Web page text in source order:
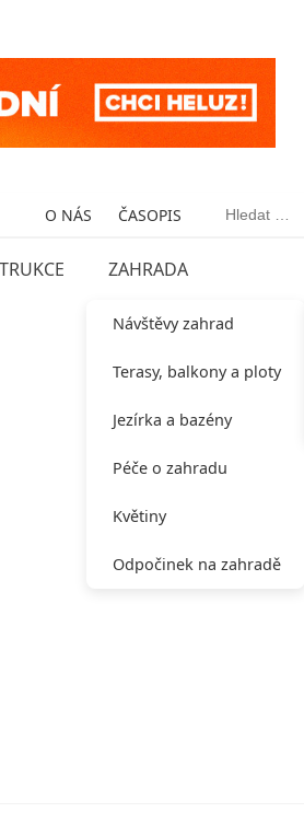
O NÁS ČASOPIS Vyhledávání
ZAHRADA
Návštěvy zahrad
Terasy, balkony a ploty
Jezírka a bazény
Péče o zahradu
Květiny
Odpočinek na zahradě